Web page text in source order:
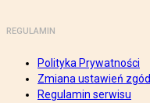
REGULAMIN
Polityka Prywatności
Zmiana ustawień zgód
Regulamin serwisu